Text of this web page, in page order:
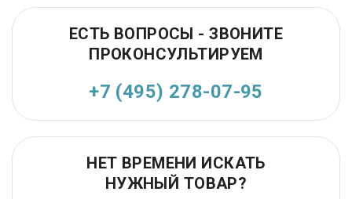
ЕСТЬ ВОПРОСЫ - ЗВОНИТЕ
ПРОКОНСУЛЬТИРУЕМ
+7 (495) 278-07-95
НЕТ ВРЕМЕНИ ИСКАТЬ
НУЖНЫЙ ТОВАР?